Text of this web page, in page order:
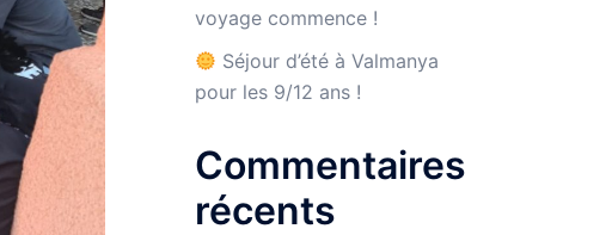
voyage commence !
Séjour d’été à Valmanya
pour les 9/12 ans !
Commentaires
récents